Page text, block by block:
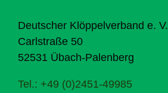
Deutscher Klöppelverband e. V.
Carlstraße 50
52531 Übach-Palenberg
Tel.: +49 (0)2451-49985